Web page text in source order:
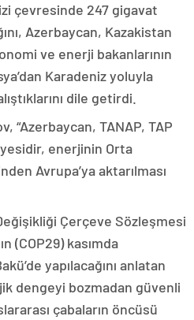
çevresinde 247 gigavat
Azerbaycan, Kazakistan
ve enerji bakanlarının
Karadeniz yoluyla
dile getirdi.
“Azerbaycan, TANAP, TAP
enerjinin Orta
Avrupa’ya aktarılması
Çerçeve Sözleşmesi
(COP29) kasımda
yapılacağını anlatan
dengeyi bozmadan güvenli
çabaların öncüsü